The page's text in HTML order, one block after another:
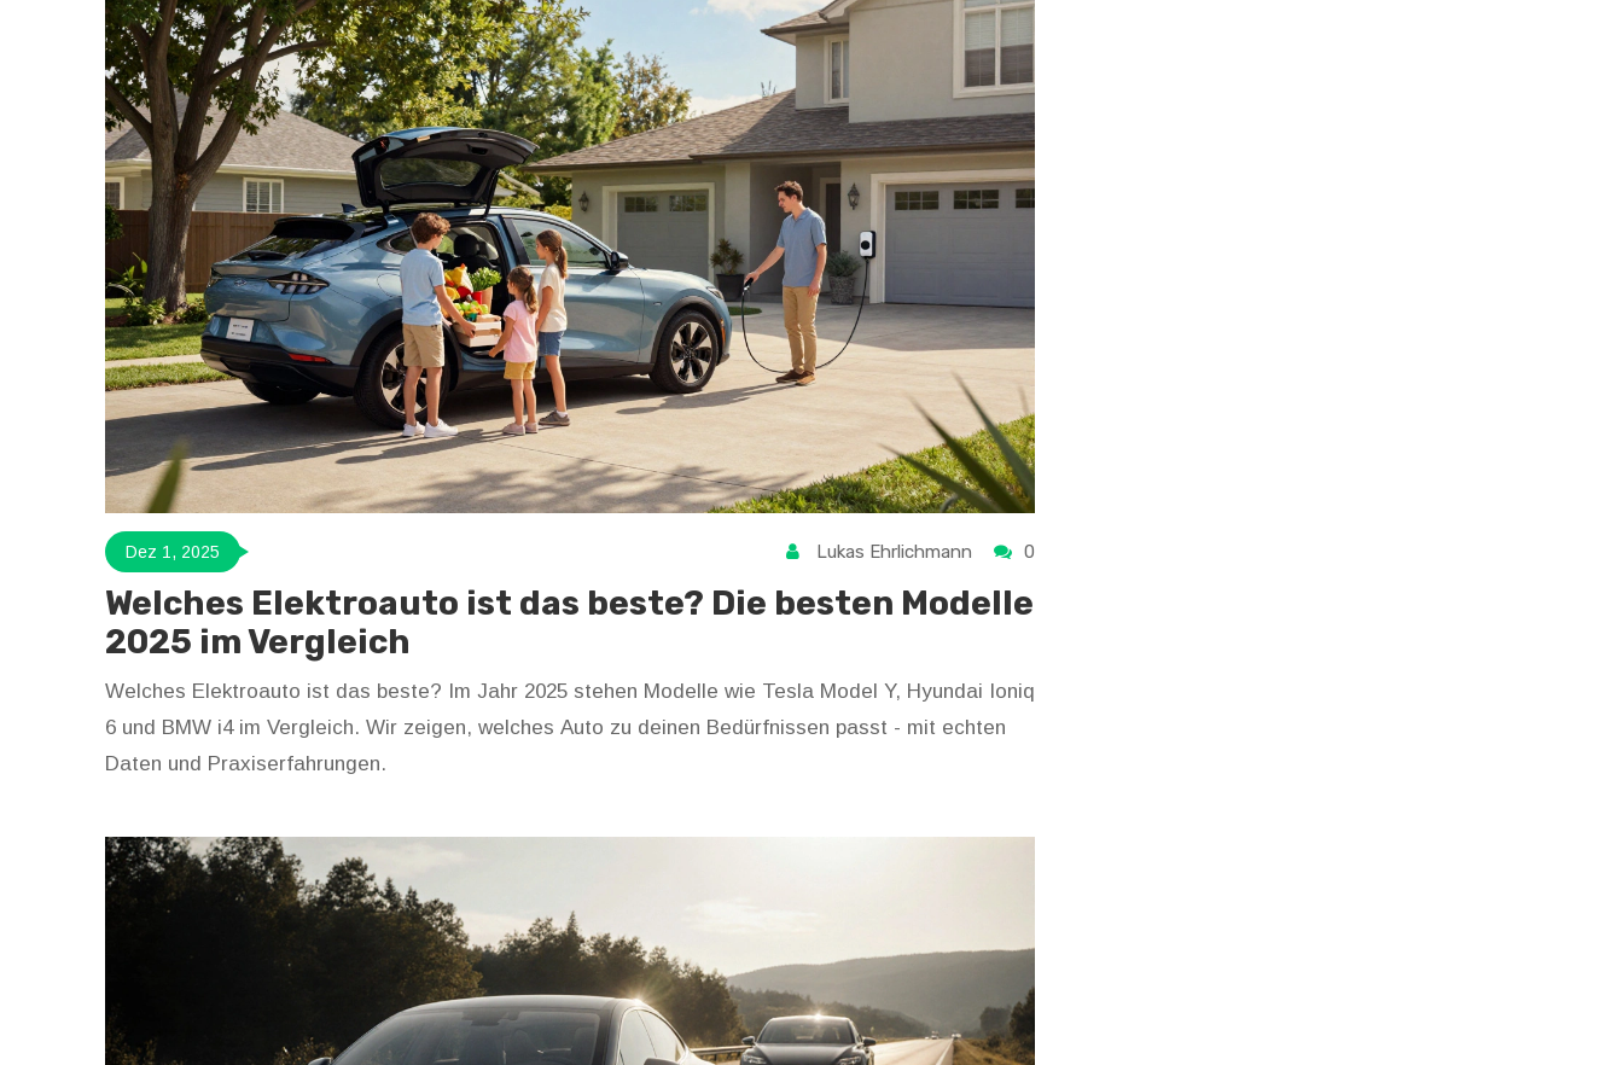
Dez 1, 2025 Lukas Ehrlichmann 0
Welches Elektroauto ist das beste? Die besten Modelle
2025 im Vergleich
Welches Elektroauto ist das beste? Im Jahr 2025 stehen Modelle wie Tesla Model Y, Hyundai Ioniq
6 und BMW i4 im Vergleich. Wir zeigen, welches Auto zu deinen Bedürfnissen passt - mit echten
Daten und Praxiserfahrungen.